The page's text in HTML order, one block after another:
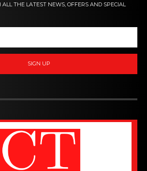
THE LATEST NEWS, OFFERS AND SPECIAL
SIGN UP